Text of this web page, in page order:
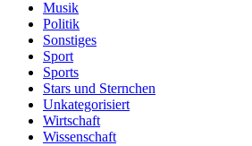
Musik
Politik
Sonstiges
Sport
Sports
Stars und Sternchen
Unkategorisiert
Wirtschaft
Wissenschaft